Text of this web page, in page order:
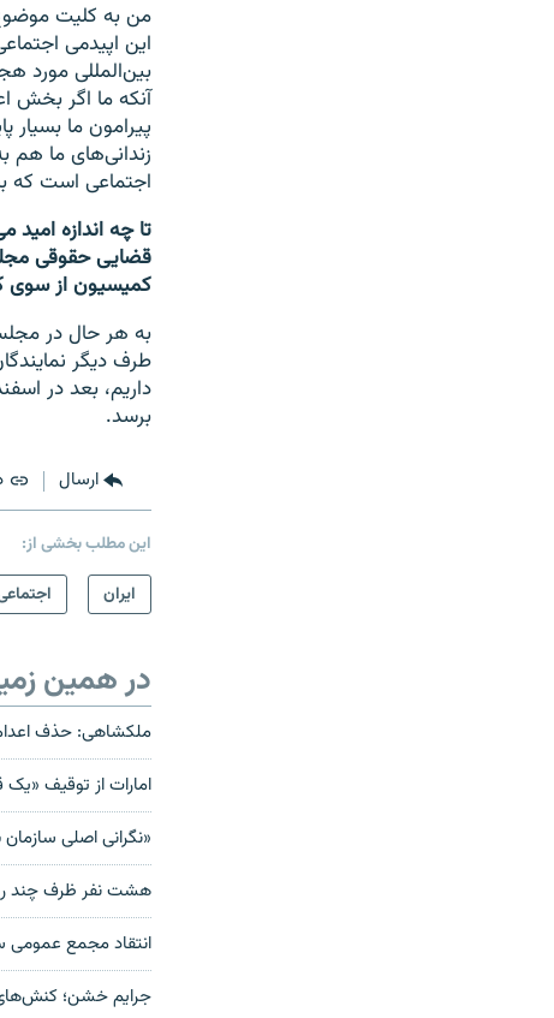
من به کلیت موضوع
این اپیدمی
بین‌المللی مورد
آنکه ما اگر بخش
پیرامون ما
زندانی‌های ما
اجتماعی است که
تا چه اندازه
قضایی حقوقی
کمیسیون از سوی
طرف دیگر
داریم، بعد در
برسد.
ارسال
این مطلب بخشی از:
ايران
در همین
ملکشاهی: حذف
امارات از توقیف «یک
«نگرانی اصلی
هشت نفر ظرف چند
انتقاد مجمع عمومی
جرایم خشن؛ کنش‌های